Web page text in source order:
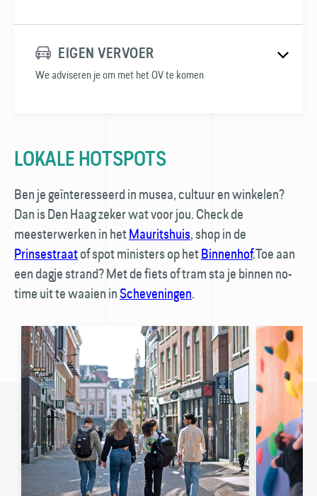
🚏
EIGEN VERVOER
We adviseren je om met het OV te komen
LOKALE HOTSPOTS
Ben je geïnteresseerd in musea, cultuur en winkelen?
Dan is Den Haag zeker wat voor jou. Check de
meesterwerken in hetMauritshuis, shop in de
Prinsestraatof spot ministers op hetBinnenhof.Toe aan
een dagje strand? Met de fiets of tram sta je binnen no-
time uit te waaien inScheveningen.